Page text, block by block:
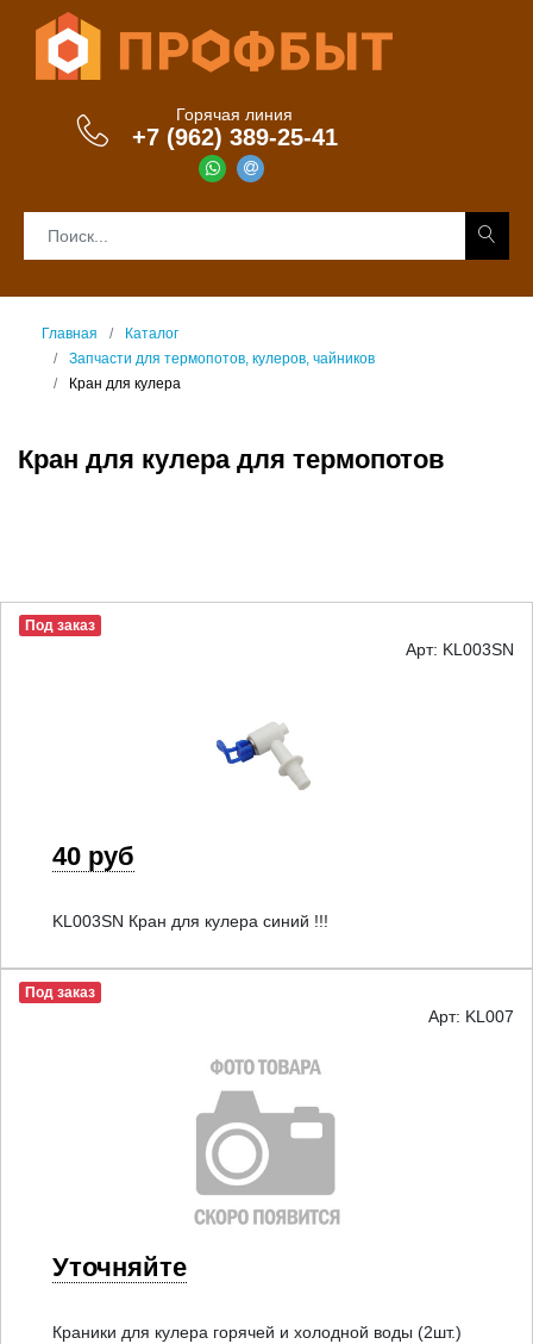
Горячая линия
+7 (962) 389-25-41
Главная
Каталог
Запчасти для термопотов, кулеров, чайников
Кран для кулера
Кран для кулера для термопотов
Под заказ
Арт: KL003SN
40 руб
KL003SN Кран для кулера синий !!!
Под заказ
Арт: KL007
Уточняйте
Краники для кулера горячей и холодной воды (2шт.)